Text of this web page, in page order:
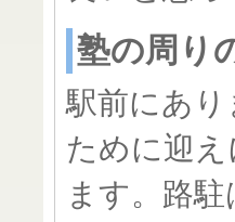
塾の周り
駅前にあ
ために迎
ます。路